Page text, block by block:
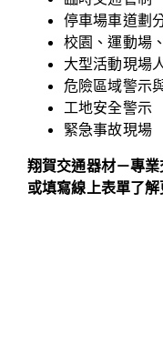
停車場車道劃
校園、運動場
大型活動現場
危險區域警示
工地安全警示
緊急事故現場
翔賀交通器材－專
或填寫線上表單了解